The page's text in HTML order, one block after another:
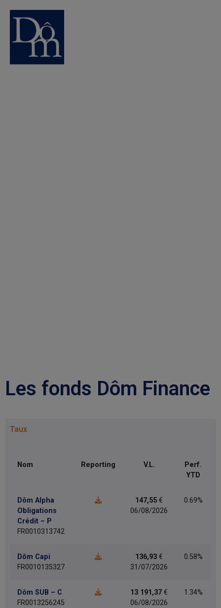
Les fonds Dôm Finance
Taux
Nom Reporting V.L.
Perf.
YTD
Dôm Alpha
Obligations
Crédit – P
FR0010313742
147,55 €
06/08/2026
0.69%
Dôm Capi
FR0010135327
136,93 €
31/07/2026
0.58%
Dôm SUB – C
FR0013256245
13 191,37 €
06/08/2026
1.34%